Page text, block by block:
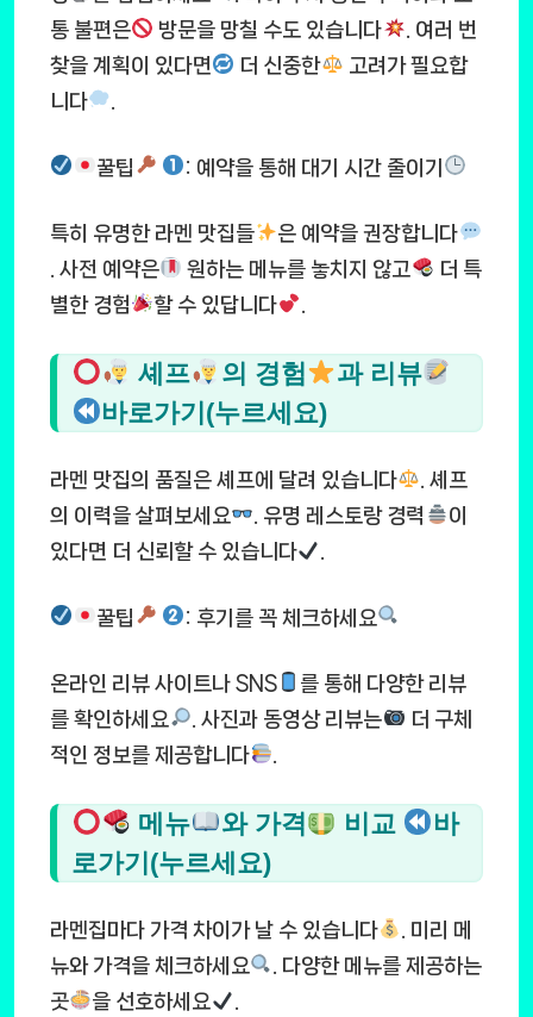
통 불편은
방문을 망칠 수도 있습니다
. 여러 번
찾을 계획이 있다면
더 신중한
고려가 필요합
니다
꿀팁 : 예약을 통해 대기 시간 줄이기
특히 유명한 라멘 맛집들
은 예약을 권장합니다
. 사전 예약은
원하는 메뉴를 놓치지 않고
더 특
별한 경험
할 수 있답니다
셰프 의 경험
과 리뷰
바로가기(누르세요)
라멘 맛집의 품질은 셰프에 달려 있습니다
. 셰프
의 이력을 살펴보세요
. 유명 레스토랑 경력
이
있다면 더 신뢰할 수 있습니다
꿀팁 : 후기를 꼭 체크하세요
온라인 리뷰 사이트나 SNS
를 통해 다양한 리뷰
를 확인하세요
. 사진과 동영상 리뷰는
더 구체
적인 정보를 제공합니다
메뉴 와 가격 비교
바
로가기(누르세요)
라멘집마다 가격 차이가 날 수 있습니다
. 미리 메
뉴와 가격을 체크하세요
. 다양한 메뉴를 제공하는
곳
을 선호하세요